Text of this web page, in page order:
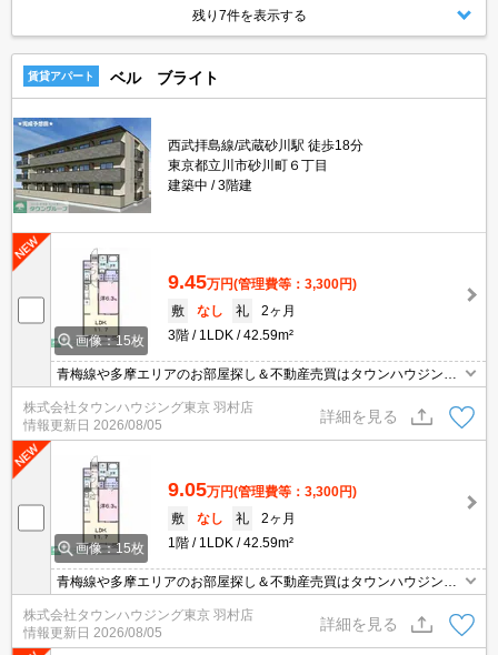
残り7件を表示する
賃貸アパート ベル ブライト
西武拝島線/武蔵砂川駅 徒歩18分
東京都立川市砂川町６丁目
建築中
3階建
画像：15枚
9.45万円(管理費等：3,300円)
敷
なし 礼
2ヶ月
3階
1LDK 42.59m²
青梅線や多摩エリアのお部屋探し＆不動産売買はタウンハウジング
羽村店にお任せを！ご来店時無料駐車場ご用意あります！
株式会社タウンハウジング東京 羽村店
情報更新日 2026/08/05
詳細を見る
画像：15枚
9.05万円(管理費等：3,300円)
敷
なし 礼
2ヶ月
1階
1LDK 42.59m²
青梅線や多摩エリアのお部屋探し＆不動産売買はタウンハウジング
羽村店にお任せを！ご来店時無料駐車場ご用意あります！
株式会社タウンハウジング東京 羽村店
情報更新日 2026/08/05
詳細を見る